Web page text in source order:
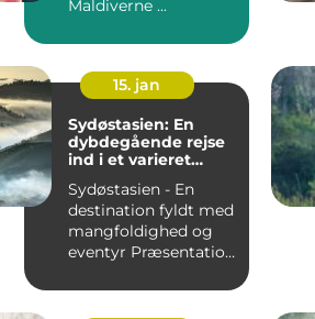
Maldiverne ...
15. jan
Sydøstasien: En
dybdegående rejse
ind i et varieret
Sydøstasien - En
destination fyldt med
mangfoldighed og
eventyr Præsentation